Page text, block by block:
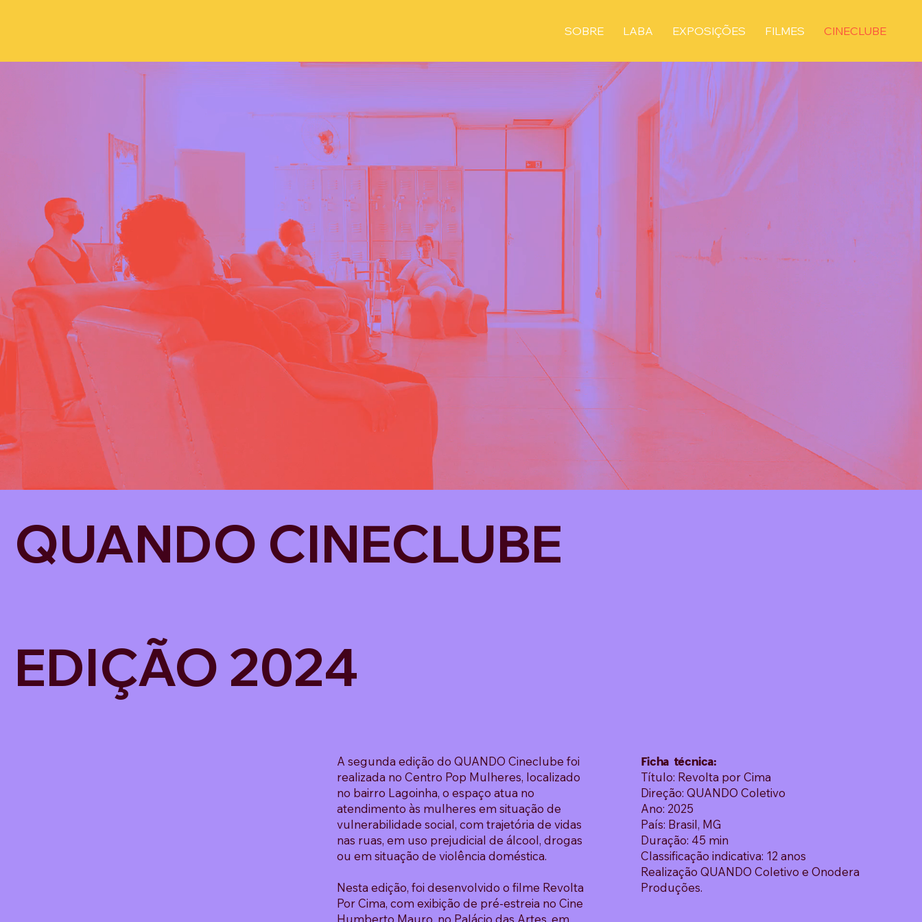
SOBRE LABA EXPOSIÇÕES FILMES CINECLUBE
QUANDO CINECLUBE
EDIÇÃO 2024
A segunda edição do QUANDO Cineclube foi
realizada no Centro Pop Mulheres, localizado
no bairro Lagoinha, o espaço atua no
atendimento às mulheres em situação de
vulnerabilidade social, com trajetória de vidas
nas ruas, em uso prejudicial de álcool, drogas
ou em situação de violência doméstica.
Nesta edição, foi desenvolvido o filme Revolta
Por Cima, com exibição de pré-estreia no Cine
Humberto Mauro, no Palácio das Artes, em
Ficha técnica:
Título: Revolta por Cima
Direção: QUANDO Coletivo
Ano: 2025
País: Brasil, MG
Duração: 45 min
Classificação indicativa: 12 anos
Realização QUANDO Coletivo e Onodera
Produções.